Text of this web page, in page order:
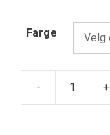
Farge
- +